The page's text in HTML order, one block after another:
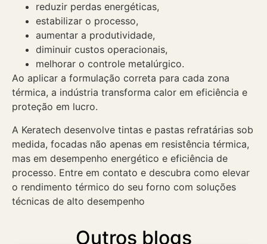
reduzir perdas energéticas,
estabilizar o processo,
aumentar a produtividade,
diminuir custos operacionais,
melhorar o controle metalúrgico.
Ao aplicar a formulação correta para cada zona
térmica, a indústria transforma calor em eficiência e
proteção em lucro.
A Keratech desenvolve tintas e pastas refratárias sob
medida, focadas não apenas em resistência térmica,
mas em desempenho energético e eficiência de
processo. Entre em contato e descubra como elevar
o rendimento térmico do seu forno com soluções
técnicas de alto desempenho
Outros blogs